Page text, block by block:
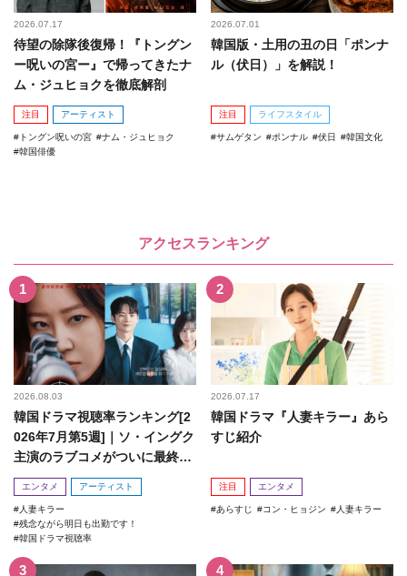
2026.07.17
待望の除隊後復帰！『トングン
ー呪いの宮ー』で帰ってきたナ
ム・ジュヒョクを徹底解剖
注目 アーティスト
トングン呪いの宮
ナム・ジュヒョク
韓国俳優
2026.07.01
韓国版・土用の丑の日「ポンナ
ル（伏日）」を解説！
注目 ライフスタイル
サムゲタン ポンナル 伏日 韓国文化
アクセスランキング
2026.08.03
韓国ドラマ視聴率ランキング[2
026年7月第5週]｜ソ・イングク
主演のラブコメがついに最終
回！
エンタメ アーティスト
人妻キラー
残念ながら明日も出勤です！
韓国ドラマ視聴率
2026.07.17
韓国ドラマ『人妻キラー』あら
すじ紹介
注目 エンタメ
あらすじ コン・ヒョジン 人妻キラー